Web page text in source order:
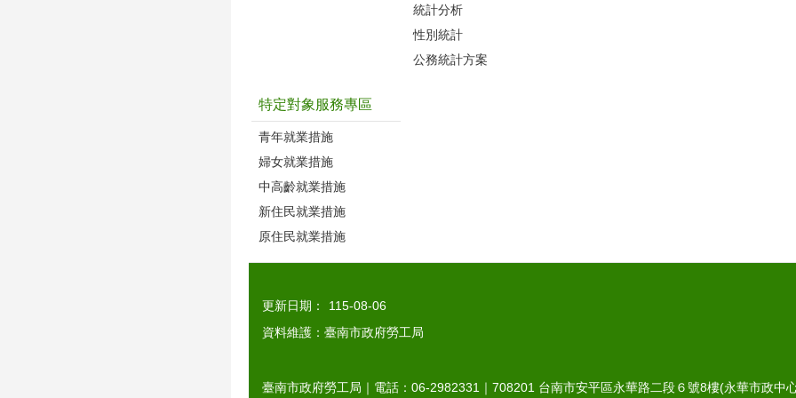
統計分析
性別統計
公務統計方案
特定對象服務專區
青年就業措施
婦女就業措施
中高齡就業措施
新住民就業措施
原住民就業措施
更新日期：
115-08-06
資料維護：臺南市政府勞工局
臺南市政府勞工局｜電話：06-2982331｜ 708201 台南市安平區永華路二段６號8樓(永華市政中